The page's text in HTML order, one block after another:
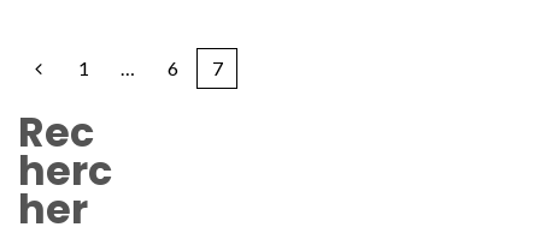
1 … 6 7
Rec
herc
her